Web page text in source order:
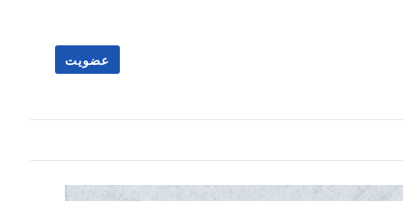
عضویت